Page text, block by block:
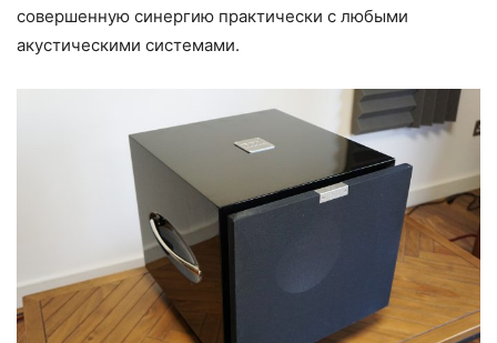
совершенную синергию практически с любыми
акустическими системами.